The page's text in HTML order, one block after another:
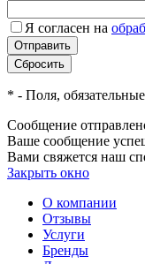
Я согласен на
* - Поля,
Сообщение
Ваше сообщение
Вами свяжется наш
Закрыть окно
О компании
Отзывы
Услуги
Бренды